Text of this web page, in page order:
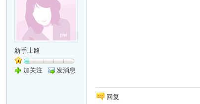
新手上路
加关注 发消息
回复